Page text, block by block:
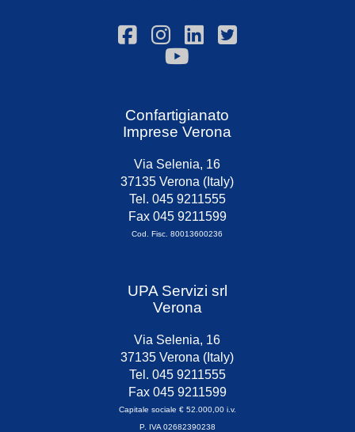
Confartigianato
Imprese Verona
Via Selenia, 16
37135 Verona (Italy)
Tel. 045 9211555
Fax 045 9211599
Cod. Fisc. 80013600236
UPA Servizi srl
Verona
Via Selenia, 16
37135 Verona (Italy)
Tel. 045 9211555
Fax 045 9211599
Capitale sociale € 52.000,00 i.v.
P. IVA 02682390238